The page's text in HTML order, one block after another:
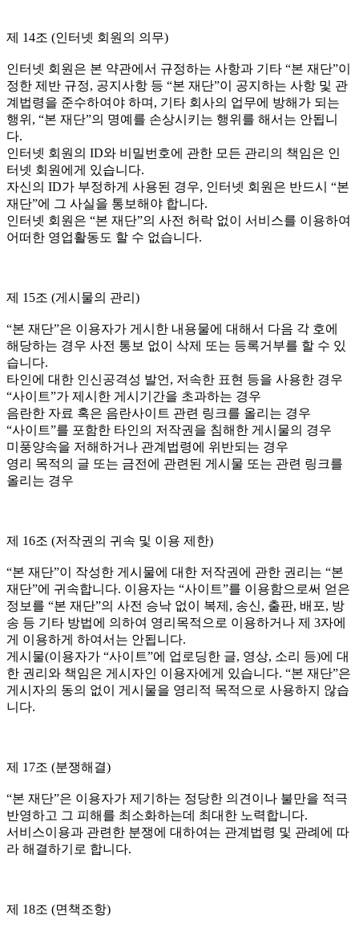
제 14조 (인터넷 회원의 의무)
인터넷 회원은 본 약관에서 규정하는 사항과 기타 “본 재단”이
정한 제반 규정, 공지사항 등 “본 재단”이 공지하는 사항 및 관
계법령을 준수하여야 하며, 기타 회사의 업무에 방해가 되는
행위, “본 재단”의 명예를 손상시키는 행위를 해서는 안됩니
다.
인터넷 회원의 ID와 비밀번호에 관한 모든 관리의 책임은 인
터넷 회원에게 있습니다.
자신의 ID가 부정하게 사용된 경우, 인터넷 회원은 반드시 “본
재단”에 그 사실을 통보해야 합니다.
인터넷 회원은 “본 재단”의 사전 허락 없이 서비스를 이용하여
어떠한 영업활동도 할 수 없습니다.
제 15조 (게시물의 관리)
“본 재단”은 이용자가 게시한 내용물에 대해서 다음 각 호에
해당하는 경우 사전 통보 없이 삭제 또는 등록거부를 할 수 있
습니다.
타인에 대한 인신공격성 발언, 저속한 표현 등을 사용한 경우
“사이트”가 제시한 게시기간을 초과하는 경우
음란한 자료 혹은 음란사이트 관련 링크를 올리는 경우
“사이트”를 포함한 타인의 저작권을 침해한 게시물의 경우
미풍양속을 저해하거나 관계법령에 위반되는 경우
영리 목적의 글 또는 금전에 관련된 게시물 또는 관련 링크를
올리는 경우
제 16조 (저작권의 귀속 및 이용 제한)
“본 재단”이 작성한 게시물에 대한 저작권에 관한 권리는 “본
재단”에 귀속합니다. 이용자는 “사이트”를 이용함으로써 얻은
정보를 “본 재단”의 사전 승낙 없이 복제, 송신, 출판, 배포, 방
송 등 기타 방법에 의하여 영리목적으로 이용하거나 제 3자에
게 이용하게 하여서는 안됩니다.
게시물(이용자가 “사이트”에 업로딩한 글, 영상, 소리 등)에 대
한 권리와 책임은 게시자인 이용자에게 있습니다. “본 재단”은
게시자의 동의 없이 게시물을 영리적 목적으로 사용하지 않습
니다.
제 17조 (분쟁해결)
“본 재단”은 이용자가 제기하는 정당한 의견이나 불만을 적극
반영하고 그 피해를 최소화하는데 최대한 노력합니다.
서비스이용과 관련한 분쟁에 대하여는 관계법령 및 관례에 따
라 해결하기로 합니다.
제 18조 (면책조항)